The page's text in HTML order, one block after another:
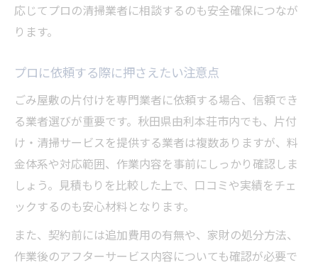
応じてプロの清掃業者に相談するのも安全確保につなが
ります。
プロに依頼する際に押さえたい注意点
ごみ屋敷の片付けを専門業者に依頼する場合、信頼でき
る業者選びが重要です。秋田県由利本荘市内でも、片付
け・清掃サービスを提供する業者は複数ありますが、料
金体系や対応範囲、作業内容を事前にしっかり確認しま
しょう。見積もりを比較した上で、口コミや実績をチェ
ックするのも安心材料となります。
また、契約前には追加費用の有無や、家財の処分方法、
作業後のアフターサービス内容についても確認が必要で